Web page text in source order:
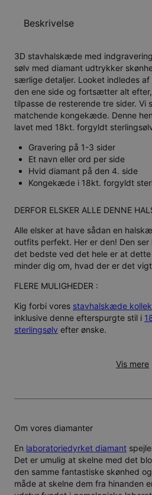
Beskrivelse
3D stavhalskæde med
sølv med diamant udtrykker
særlige detaljer. Looket indledes
den ene side og fortsætter alt
tilpasse de resterende tre sider. Vi
matchende kongekæde. Denne
lavet med 18kt. forgyldt
Gravering på 1-3 sider
Et navn eller ord per side
Hvid diamant på den 4. side
Kongekæde i 18kt. forgyldt
Vis mere
DERFOR ELSKER ALLE DENNE
Alle elsker at have sådan en
outfits perfekt. Her er den! Den
det bedste ved det hele er at
minder dig om, hvad der er det
FLERE MULIGHEDER :
Kig forbi vores stavhalskæde
inklusive denne efterspurgte stil i
sterlingsølv efter ønske.
Om vores diamanter
En laboratoriedyrket diamant
Det er umulig at skelne med det
den samme fantastiske skønhed
måde at skelne dem fra hinanden